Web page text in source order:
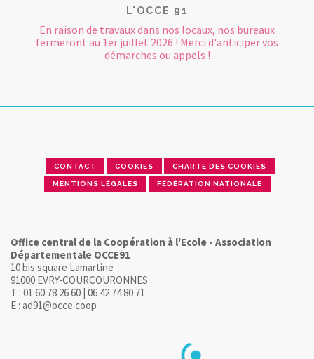
L'OCCE 91
En raison de travaux dans nos locaux, nos bureaux
fermeront au 1er juillet 2026 ! Merci d'anticiper vos
démarches ou appels !
CONTACT COOKIES CHARTE DES COOKIES
MENTIONS LÉGALES FÉDÉRATION NATIONALE
Office central de la Coopération à l'Ecole - Association
Départementale OCCE91
10 bis square Lamartine
91000 EVRY-COURCOURONNES
T : 01 60 78 26 60 | 06 42 74 80 71
E : ad91@occe.coop